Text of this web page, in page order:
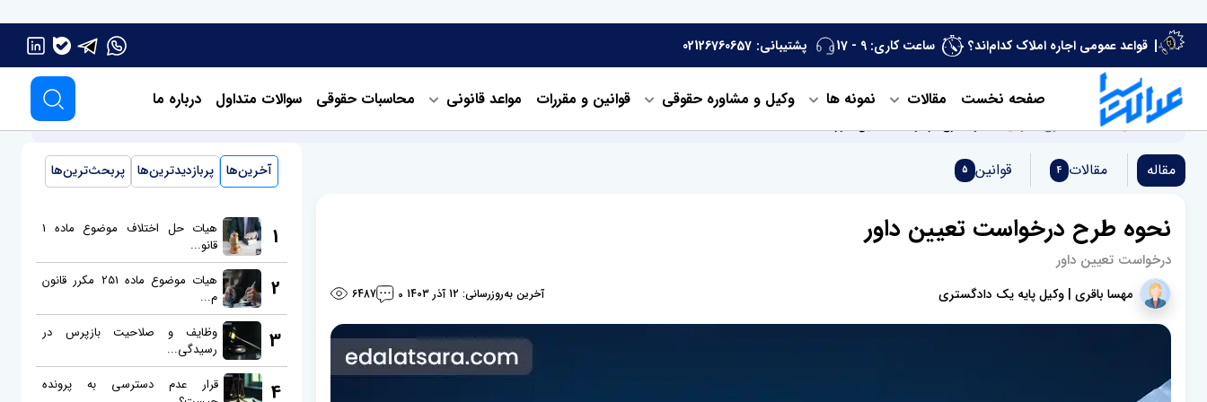
قواعد عمومی اجاره املاک کدام‌اند؟ ساعت کاری: 9 - 17 پشتیبانی: 02126760657
صفحه اصلی مقالات دعاوی حقوقی
مقاله مقالات 4 قوانین 5
نحوه طرح درخواست تعیین داور
درخواست تعیین داور
مهسا باقری | وکیل پایه یک دادگستری آخرین به‌روزرسانی: 12 آذر 1403 0
6487
آخرین‌ها پربازدیدترین‌ها پربحث‌ترین‌ها
1
هیات حل اختلاف موضوع ماده 1
قانو...
2
هیات موضوع ماده 251 مکرر قانون
م...
3
وظایف و صلاحیت بازپرس در
رسیدگی...
4
قرار عدم دسترسی به پرونده